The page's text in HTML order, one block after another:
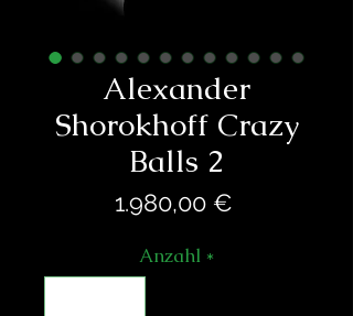
Alexander
Shorokhoff Crazy
Balls 2
1.980,00 €
Anzahl *